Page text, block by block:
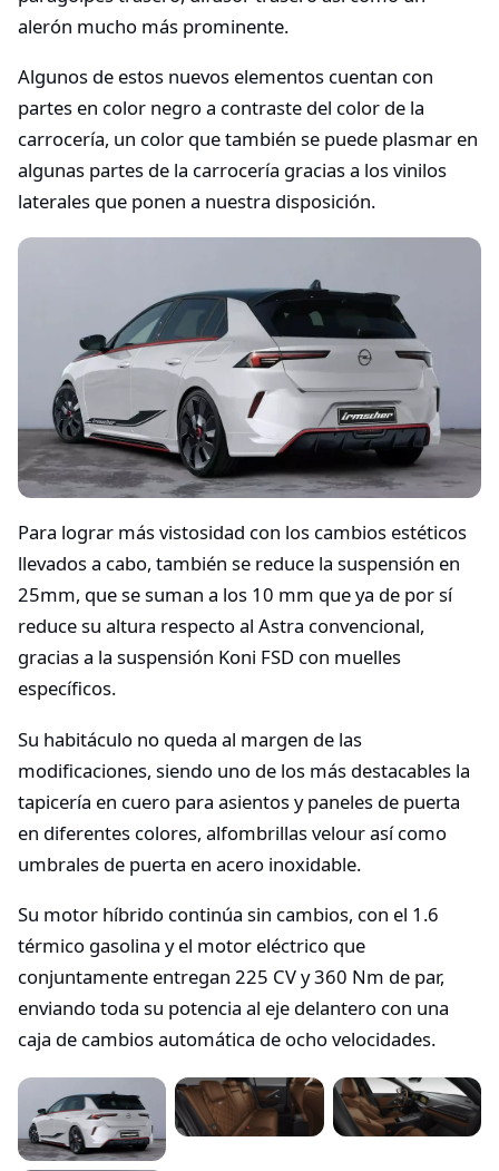
alerón mucho más prominente.
Algunos de estos nuevos elementos cuentan con
partes en color negro a contraste del color de la
carrocería, un color que también se puede plasmar en
algunas partes de la carrocería gracias a los vinilos
laterales que ponen a nuestra disposición.
Para lograr más vistosidad con los cambios estéticos
llevados a cabo, también se reduce la suspensión en
25mm, que se suman a los 10 mm que ya de por sí
reduce su altura respecto al Astra convencional,
gracias a la suspensión Koni FSD con muelles
específicos.
Su habitáculo no queda al margen de las
modificaciones, siendo uno de los más destacables la
tapicería en cuero para asientos y paneles de puerta
en diferentes colores, alfombrillas velour así como
umbrales de puerta en acero inoxidable.
Su motor híbrido continúa sin cambios, con el 1.6
térmico gasolina y el motor eléctrico que
conjuntamente entregan 225 CV y 360 Nm de par,
enviando toda su potencia al eje delantero con una
caja de cambios automática de ocho velocidades.